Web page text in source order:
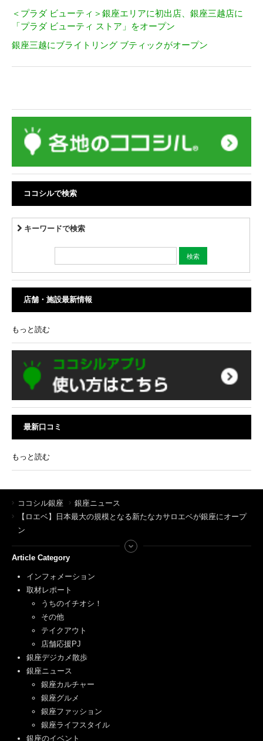
＜プラダ ビューティ＞銀座エリアに初出店、銀座三越店に
「プラダ ビューティ ストア」をオープン
銀座三越にブライトリング ブティックがオープン
ココシルで検索
キーワードで検索
店舗・施設最新情報
もっと読む
最新口コミ
もっと読む
ココシル銀座
銀座ニュース
【ロエベ】日本最大の規模となる新たなカサロエベが銀座にオープ
ン
Article Category
インフォメーション
取材レポート
うちのイチオシ！
その他
テイクアウト
店舗応援PJ
銀座デジカメ散歩
銀座ニュース
銀座カルチャー
銀座グルメ
銀座ファッション
銀座ライフスタイル
銀座のイベント